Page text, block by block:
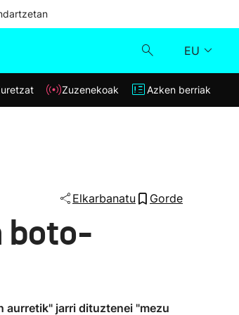
EU
Klisk
Zuzenekoak Azken berriak
Elkarbanatu Gorde
boto-
aurretik" jarri dituztenei "mezu